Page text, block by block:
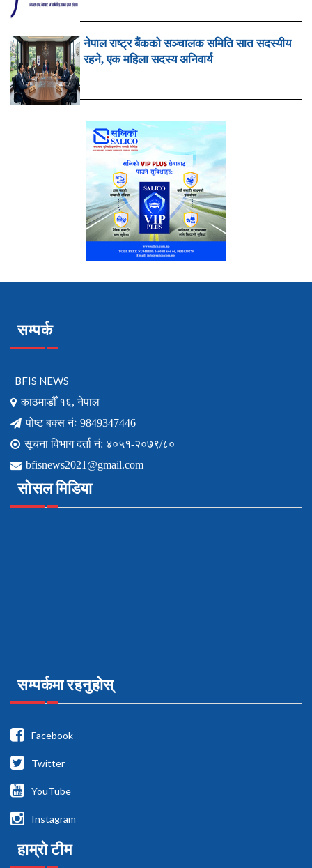
नेपाल राष्ट्र बैंकको सञ्चालक समिति सात सदस्यीय
रहने, एक महिला सदस्य अनिवार्य
सम्पर्क
BFIS NEWS
काठमाडौँ १६, नेपाल
पोष्ट बक्स नंः 9849347446
सूचना विभाग दर्ता नं: ४०५१-२०७९/८०
bfisnews2021@gmail.com
सोसल मिडिया
सम्पर्कमा रहनुहोस्
Facebook
Twitter
YouTube
Instagram
हाम्रो टीम